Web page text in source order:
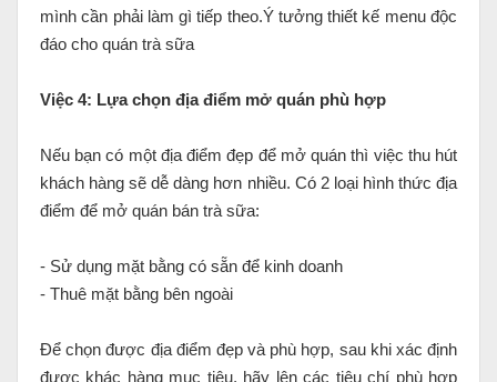
mình cần phải làm gì tiếp theo.Ý tưởng thiết kế menu độc
đáo cho quán trà sữa
Việc 4: Lựa chọn địa điểm mở quán phù hợp
Nếu bạn có một địa điểm đẹp để mở quán thì việc thu hút
khách hàng sẽ dễ dàng hơn nhiều. Có 2 loại hình thức địa
điểm để mở quán bán trà sữa:
- Sử dụng mặt bằng có sẵn để kinh doanh
- Thuê mặt bằng bên ngoài
Để chọn được địa điểm đẹp và phù hợp, sau khi xác định
được khác hàng mục tiêu, hãy lên các tiêu chí phù hợp